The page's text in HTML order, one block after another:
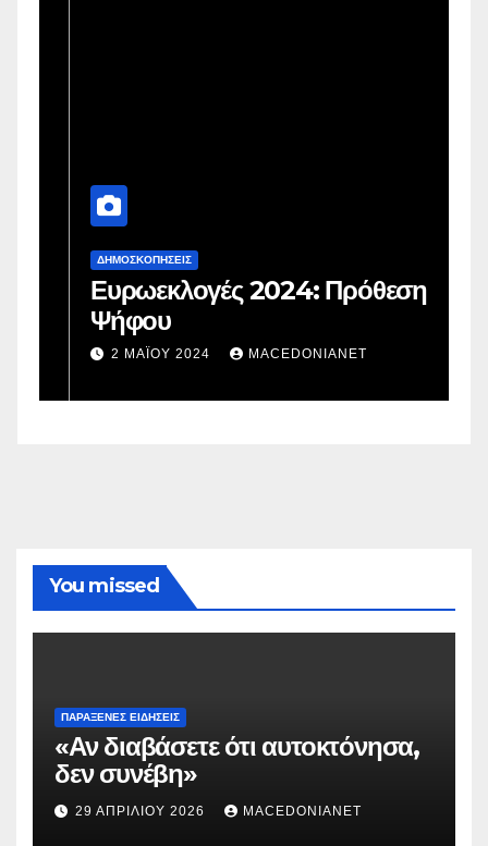
ΔΗΜΟΣΚΟΠΉΣΕΙΣ
Ευρωεκλογές 2024: Πρόθεση
Ψήφου
2 ΜΑΪ́ΟΥ 2024 MACEDONIANET
You missed
ΠΑΡΆΞΕΝΕΣ ΕΙΔΉΣΕΙΣ
«Αν διαβάσετε ότι αυτοκτόνησα,
δεν συνέβη»
29 ΑΠΡΙΛΊΟΥ 2026 MACEDONIANET